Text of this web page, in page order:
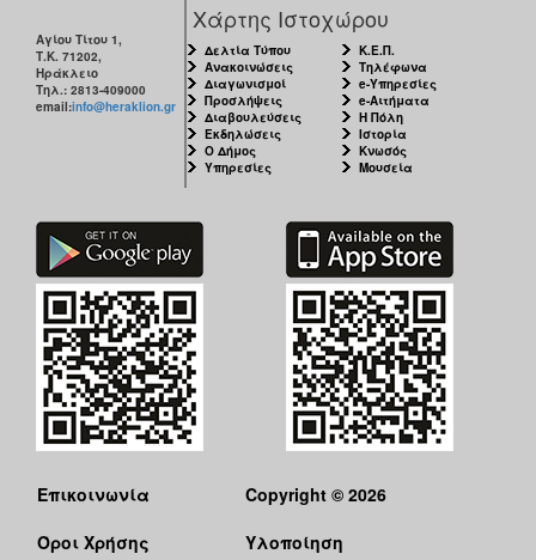
Αγίου Τίτου 1,
Τ.Κ. 71202,
Ηράκλειο
Τηλ.: 2813-409000
email:info@heraklion.gr
Χάρτης Ιστοχώρου
Δελτία Τύπου
Ανακοινώσεις
Διαγωνισμοί
Προσλήψεις
Διαβουλεύσεις
Εκδηλώσεις
Ο Δήμος
Υπηρεσίες
Κ.Ε.Π.
Τηλέφωνα
e-Υπηρεσίες
e-Αιτήματα
Η Πόλη
Ιστορία
Κνωσός
Μουσεία
Επικοινωνία
Όροι Χρήσης
Copyright © 2026
Υλοποίηση